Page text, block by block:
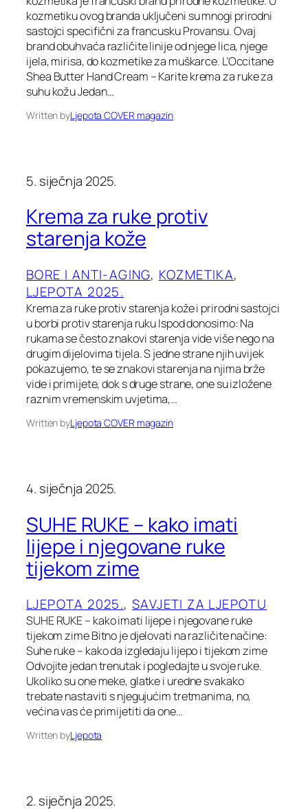
kozmetiku ovog branda uključeni su mnogi prirodni
sastojci specifični za francusku Provansu. Ovaj
brand obuhvaća različite linije od njege lica, njege
ijela, mirisa, do kozmetike za muškarce. L’Occitane
Shea Butter Hand Cream – Karite krema za ruke za
suhu kožu Jedan…
Written byLjepota COVER magazin
5. siječnja 2025.
Krema za ruke protiv
starenja kože
BORE I ANTI-AGING, KOZMETIKA
LJEPOTA 2025.
Krema za ruke protiv starenja kože i prirodni sastojci
u borbi protiv starenja ruku Ispod donosimo: Na
rukama se često znakovi starenja vide više nego na
drugim dijelovima tijela. S jedne strane njih uvijek
pokazujemo, te se znakovi starenja na njima brže
vide i primijete, dok s druge strane, one su izložene
raznim vremenskim uvjetima,…
Written byLjepota COVER magazin
4. siječnja 2025.
SUHE RUKE – kako imati
lijepe i njegovane ruke
tijekom zime
LJEPOTA 2025., SAVJETI ZA LJEPOTU
SUHE RUKE – kako imati lijepe i njegovane ruke
tijekom zime Bitno je djelovati na različite načine:
Suhe ruke – kako da izgledaju lijepo i tijekom zime
Odvojite jedan trenutak i pogledajte u svoje ruke.
Ukoliko su one meke, glatke i uredne svakako
trebate nastaviti s njegujućim tretmanima, no,
većina vas će primijetiti da one…
Written byLjepota
2. siječnja 2025.